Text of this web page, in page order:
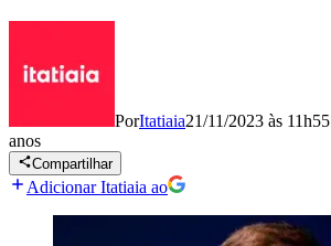
PorItatiaia21/11/2023 às 11h55
anos
Compartilhar
Adicionar Itatiaia ao